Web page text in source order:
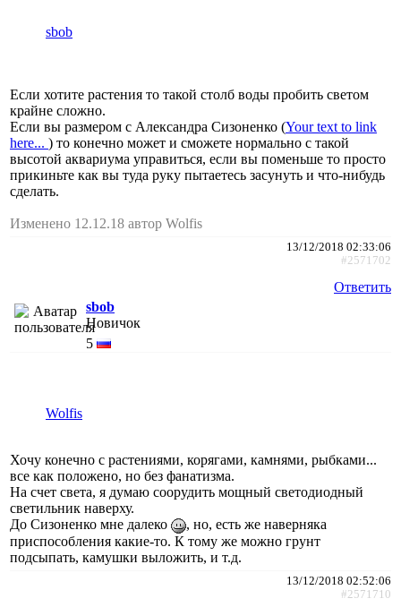
sbob
Если хотите растения то такой столб воды пробить светом
крайне сложно.
Если вы размером с Александра Сизоненко (Your text to link
here... ) то конечно может и сможете нормально с такой
высотой аквариума управиться, если вы поменьше то просто
прикиньте как вы туда руку пытаетесь засунуть и что-нибудь
сделать.
Изменено 12.12.18 автор Wolfis
13/12/2018 02:33:06
#2571702
Ответить
sbob
Новичок
5
Wolfis
Хочу конечно с растениями, корягами, камнями, рыбками...
все как положено, но без фанатизма.
На счет света, я думаю соорудить мощный светодиодный
светильник наверху.
До Сизоненко мне далеко
, но, есть же наверняка
приспособления какие-то. К тому же можно грунт
подсыпать, камушки выложить, и т.д.
13/12/2018 02:52:06
#2571710